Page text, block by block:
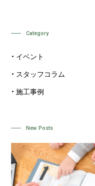
Category
イベント
スタッフコラム
施工事例
New Posts